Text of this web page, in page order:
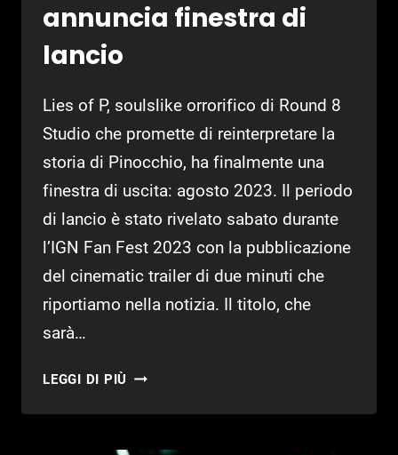
annuncia finestra di
lancio
Lies of P, soulslike orrorifico di Round 8
Studio che promette di reinterpretare la
storia di Pinocchio, ha finalmente una
finestra di uscita: agosto 2023. Il periodo
di lancio è stato rivelato sabato durante
l’IGN Fan Fest 2023 con la pubblicazione
del cinematic trailer di due minuti che
riportiamo nella notizia. Il titolo, che
sarà…
LEGGI DI PIÙ LIES